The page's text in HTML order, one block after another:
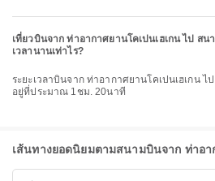
เที่ยวบินจาก ท่าอากาศยานโคเปนเฮเกน ไป ส
เวลานานเท่าไร?
ระยะเวลาบินจาก ท่าอากาศยานโคเปนเฮเกน ไป สนามบินปรากวาคลาฟฮาเวล
อยู่ที่ประมาณ 1ชม. 20นาที
เส้นทางยอดนิยมตามสนามบินจาก ท่าอา